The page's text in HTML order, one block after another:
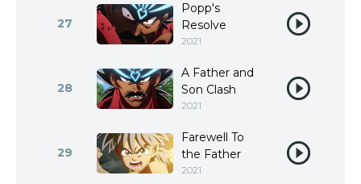
27
Popp's
Resolve
2021
28
A Father and
Son Clash
2021
29
Farewell To
the Father
2021